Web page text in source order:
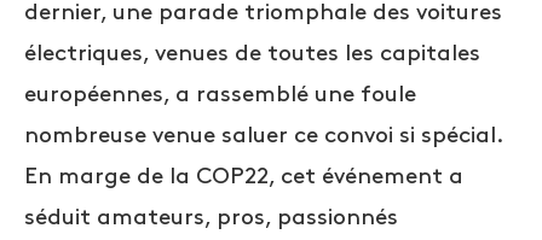
dernier, une parade triomphale des voitures
électriques, venues de toutes les capitales
européennes, a rassemblé une foule
nombreuse venue saluer ce convoi si spécial.
En marge de la COP22, cet événement a
séduit amateurs, pros, passionnés